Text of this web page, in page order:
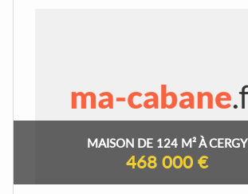
MAISON DE 124 M² À CERGY
468 000 €